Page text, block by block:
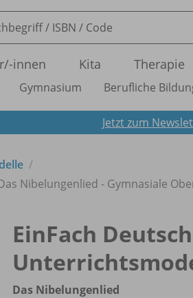
-innen Kita Therapie
Gymnasium Berufliche
Jetzt zum
Nibelungenlied - Gymnasiale
EinFach Deutsch
Das Nibelungenlied